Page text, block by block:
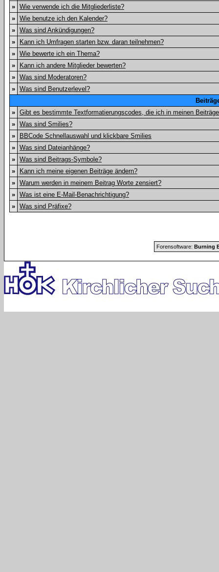
» Wie verwende ich die Mitgliederliste?
» Wie benutze ich den Kalender?
» Was sind Ankündigungen?
»
Kann ich Umfragen starten bzw. daran teilnehmen?
» Wie bewerte ich ein Thema?
»
Kann ich andere Mitglieder bewerten?
» Was sind Moderatoren?
» Was sind Benutzerlevel?
» Gibt es bestimmte Textformatierungscodes, die ich in meinen
» Was sind Smilies?
»
BBCode Schnellauswahl und klickbare Smilies
» Was sind Dateianhänge?
» Was sind Beitrags-Symbole?
»
Kann ich meine eigenen Beiträge ändern?
» Warum werden in meinem Beitrag Worte zensiert?
» Was ist eine E-Mail-Benachrichtigung?
» Was sind Präfixe?
Forensoftware: Burning